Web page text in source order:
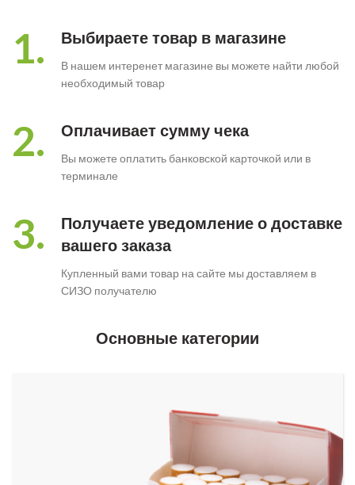
1. Выбираете товар в магазине
В нашем интеренет магазине вы можете найти любой
необходимый товар
2. Оплачивает сумму чека
Вы можете оплатить банковской карточкой или в
терминале
3.
Получаете уведомление о доставке
вашего заказа
Купленный вами товар на сайте мы доставляем в
СИЗО получателю
Основные категории